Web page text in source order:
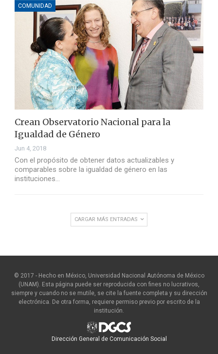
COMUNIDAD
Crean Observatorio Nacional para la
Igualdad de Género
Jun 4, 2018
Con el propósito de obtener datos actualizables y
comparables sobre la igualdad de género en las
instituciones…
CARGAR MÁS ENTRADAS
© 2017 - Hecho en México, Universidad Nacional Autónoma de México
(UNAM). Esta página puede ser reproducida con fines no lucrativos,
siempre y cuando no se mutile, se cite la fuente completa y su dirección
electrónica. De otra forma, requiere permiso previo por escrito de la
institución.
Dirección General de Comunicación Social